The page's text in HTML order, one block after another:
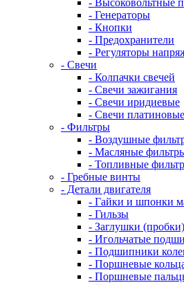
- Генераторы
- Кнопки
- Предохранители
- Регуляторы
- Свечи
- Колпачки свечей
- Свечи зажигания
- Свечи иридиевые
- Свечи платиновые
- Фильтры
- Воздушные
- Масляные
- Топливные
- Гребные винты
- Детали двигателя
- Гайки и шпонки
- Гильзы
- Заглушки
- Игольчатые
- Подшипники
- Поршневые
- Поршневые